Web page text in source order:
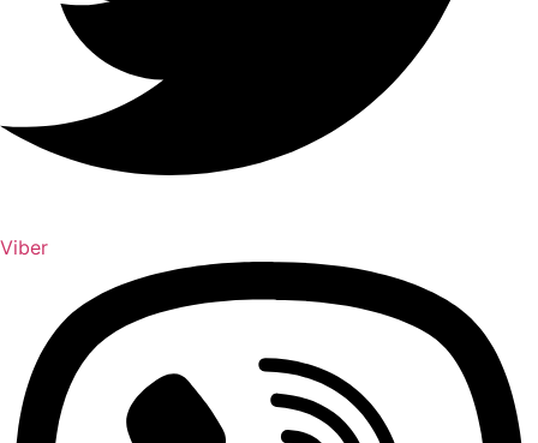
Viber